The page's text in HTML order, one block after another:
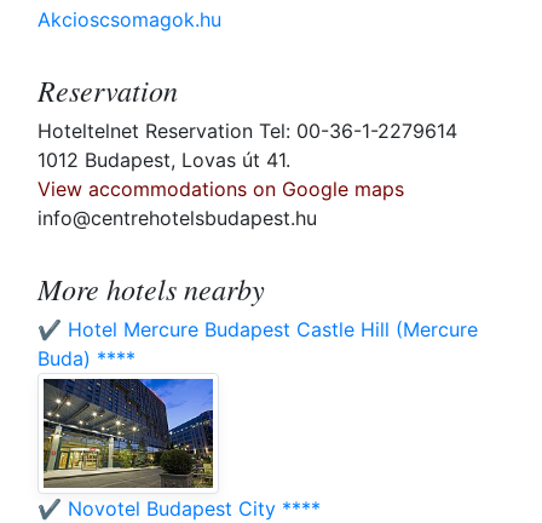
Akcioscsomagok.hu
Reservation
Hoteltelnet Reservation Tel: 00-36-1-2279614
1012 Budapest, Lovas út 41.
View accommodations on Google maps
info@centrehotelsbudapest.hu
More hotels nearby
✔️ Hotel Mercure Budapest Castle Hill (Mercure
Buda) ****
✔️ Novotel Budapest City ****